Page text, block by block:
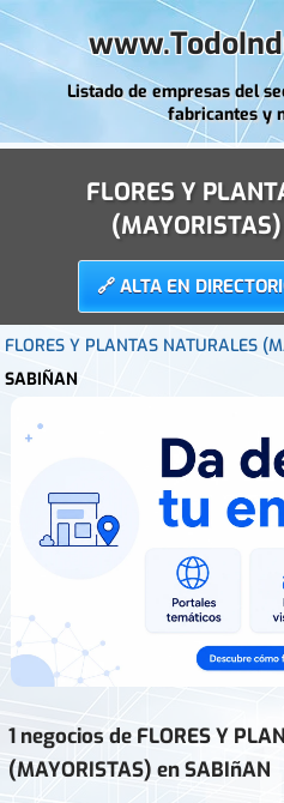
Listado de empresas del
fabricantes y
FLORES Y
🔗 ALTA EN
FLORES Y PLANTAS NATURALES
SABIÑAN
1 negocios de FLORES Y
(MAYORISTAS) en SABIñAN